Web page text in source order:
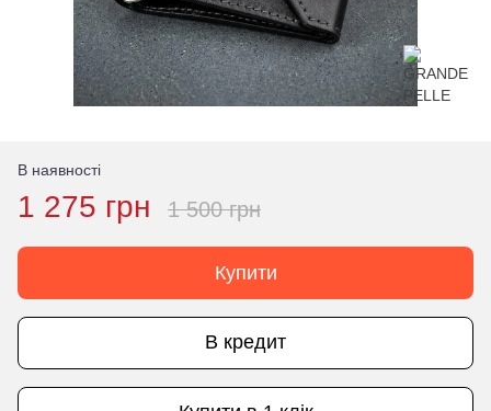
В наявності
1 275 грн 1 500 грн
Купити
В кредит